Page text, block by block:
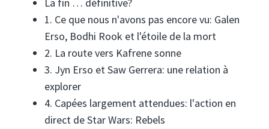
1. Ce que nous n'avons pas encore vu: Galen
Erso, Bodhi Rook et l'étoile de la mort
2. La route vers Kafrene sonne
3. Jyn Erso et Saw Gerrera: une relation à
explorer
4. Capées largement attendues: l'action en
direct de Star Wars: Rebels